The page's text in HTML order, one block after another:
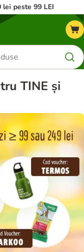
lei peste 99 LEI
TINE și